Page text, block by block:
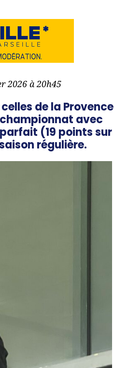
2026 à 20h45
de la Provence
avec
(19 points sur
régulière.